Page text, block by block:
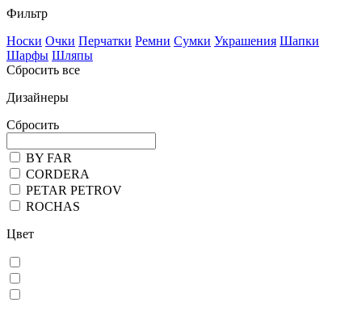
Фильтр
Носки Очки Перчатки Ремни Сумки Украшения Шапки
Шарфы Шляпы
Сбросить все
Дизайнеры
Сбросить
BY FAR
CORDERA
PETAR PETROV
ROCHAS
Цвет